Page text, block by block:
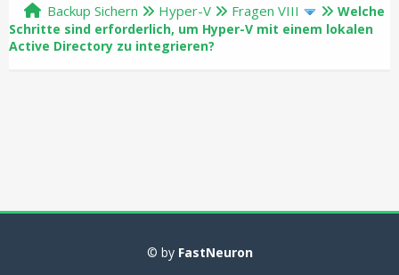
Backup Sichern Hyper-V Fragen VIII
Welche
Schritte sind erforderlich, um Hyper-V mit einem lokalen
Active Directory zu integrieren?
© by FastNeuron